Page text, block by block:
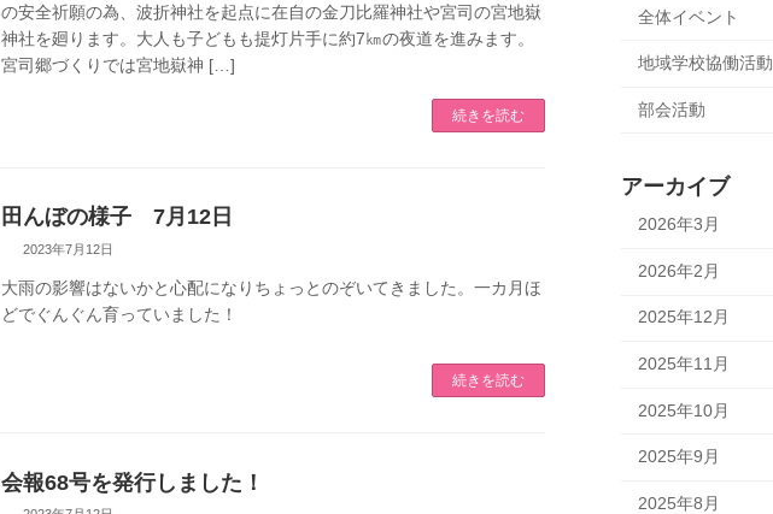
の安全祈願の為、波折神社を起点に在自の金刀比羅神社や宮司の宮地嶽
神社を廻ります。大人も子どもも提灯片手に約7㎞の夜道を進みます。
宮司郷づくりでは宮地嶽神 […]
続きを読む
田んぼの様子 7月12日
2023年7月12日
大雨の影響はないかと心配になりちょっとのぞいてきました。一カ月ほ
どでぐんぐん育っていました！
続きを読む
会報68号を発行しました！
全体イベント
地域学校協働活動
部会活動
アーカイブ
2026年3月
2026年2月
2025年12月
2025年11月
2025年10月
2025年9月
2025年8月